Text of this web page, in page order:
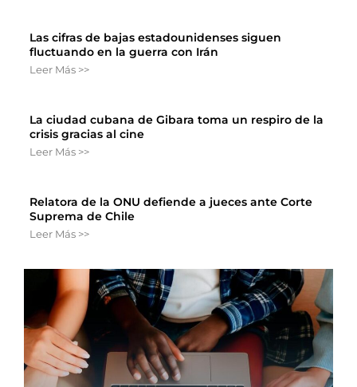
Las cifras de bajas estadounidenses siguen
fluctuando en la guerra con Irán
Leer Más >>
La ciudad cubana de Gibara toma un respiro de la
crisis gracias al cine
Leer Más >>
Relatora de la ONU defiende a jueces ante Corte
Suprema de Chile
Leer Más >>